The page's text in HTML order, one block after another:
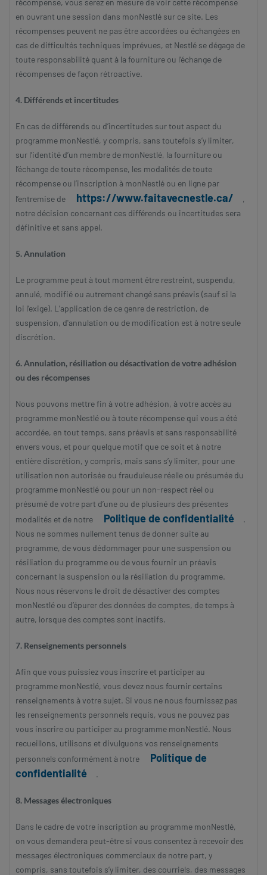
récompense, vous serez en mesure de voir cette récompense
en ouvrant une session dans monNestlé sur ce site. Les
récompenses peuvent ne pas être accordées ou échangées en
cas de difficultés techniques imprévues, et Nestlé se dégage de
toute responsabilité quant à la fourniture ou l’échange de
récompenses de façon rétroactive.
4. Différends et incertitudes
En cas de différends ou d’incertitudes sur tout aspect du
programme monNestlé, y compris, sans toutefois s’y limiter,
sur l’identité d’un membre de monNestlé, la fourniture ou
l’échange de toute récompense, les modalités de toute
récompense ou l’inscription à monNestlé ou en ligne par
l’entremise de
https://www.faitavecnestle.ca/
,
notre décision concernant ces différends ou incertitudes sera
définitive et sans appel.
5. Annulation
Le programme peut à tout moment être restreint, suspendu,
annulé, modifié ou autrement changé sans préavis (sauf si la
loi l’exige). L’application de ce genre de restriction, de
suspension, d'annulation ou de modification est à notre seule
discrétion.
6. Annulation, résiliation ou désactivation de votre adhésion
ou des récompenses
Nous pouvons mettre fin à votre adhésion, à votre accès au
programme monNestlé ou à toute récompense qui vous a été
accordée, en tout temps, sans préavis et sans responsabilité
envers vous, et pour quelque motif que ce soit et à notre
entière discrétion, y compris, mais sans s’y limiter, pour une
utilisation non autorisée ou frauduleuse réelle ou présumée du
programme monNestlé ou pour un non-respect réel ou
présumé de votre part d’une ou de plusieurs des présentes
modalités et de notre
Politique de confidentialité
.
Nous ne sommes nullement tenus de donner suite au
programme, de vous dédommager pour une suspension ou
résiliation du programme ou de vous fournir un préavis
concernant la suspension ou la résiliation du programme.
Nous nous réservons le droit de désactiver des comptes
monNestlé ou d’épurer des données de comptes, de temps à
autre, lorsque des comptes sont inactifs.
7. Renseignements personnels
Afin que vous puissiez vous inscrire et participer au
programme monNestlé, vous devez nous fournir certains
renseignements à votre sujet. Si vous ne nous fournissez pas
les renseignements personnels requis, vous ne pouvez pas
vous inscrire ou participer au programme monNestlé. Nous
recueillons, utilisons et divulguons vos renseignements
personnels conformément à notre
Politique de
confidentialité
.
8. Messages électroniques
Dans le cadre de votre inscription au programme monNestlé,
on vous demandera peut-être si vous consentez à recevoir des
messages électroniques commerciaux de notre part, y
compris, sans toutefois s’y limiter, des courriels, des messages